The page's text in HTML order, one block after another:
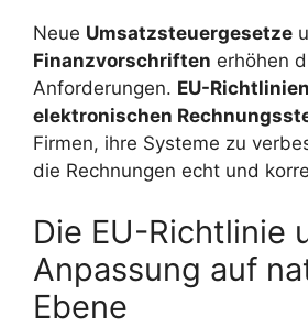
Neue Umsatzsteuergesetze
Finanzvorschriften erhöhen
Anforderungen. EU-
elektronischen
Firmen, ihre Systeme zu
die Rechnungen echt und
Die EU-Richtlinie
Anpassung auf
Ebene